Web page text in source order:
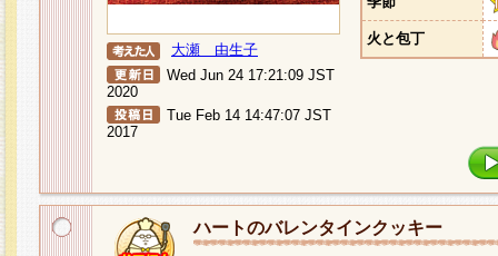
大瀬 由生子
Wed Jun 24 17:21:09 JST
2020
Tue Feb 14 14:47:07 JST
2017
火と包丁
ハートのバレンタインクッキー